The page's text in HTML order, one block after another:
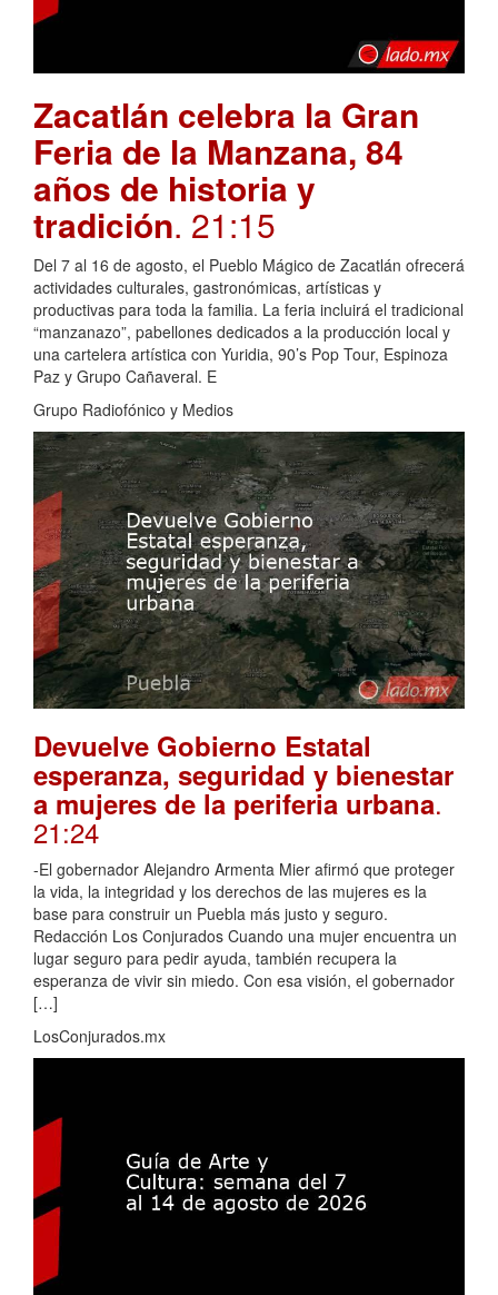
Zacatlán celebra la Gran
Feria de la Manzana, 84
años de historia y
tradición. 21:15
Del 7 al 16 de agosto, el Pueblo Mágico de Zacatlán ofrecerá
actividades culturales, gastronómicas, artísticas y
productivas para toda la familia. La feria incluirá el tradicional
“manzanazo”, pabellones dedicados a la producción local y
una cartelera artística con Yuridia, 90’s Pop Tour, Espinoza
Paz y Grupo Cañaveral. E
Grupo Radiofónico y Medios
Devuelve Gobierno Estatal
esperanza, seguridad y bienestar
a mujeres de la periferia urbana.
21:24
-El gobernador Alejandro Armenta Mier afirmó que proteger
la vida, la integridad y los derechos de las mujeres es la
base para construir un Puebla más justo y seguro.
Redacción Los Conjurados Cuando una mujer encuentra un
lugar seguro para pedir ayuda, también recupera la
esperanza de vivir sin miedo. Con esa visión, el gobernador
[…]
LosConjurados.mx